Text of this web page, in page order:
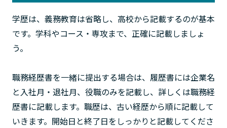
学歴は、義務教育は省略し、高校から記載するのが基本
です。学科やコース・専攻まで、正確に記載しましょ
う。
職務経歴書を一緒に提出する場合は、履歴書には企業名
と入社月・退社月、役職のみを記載し、詳しくは職務経
歴書に記載します。職歴は、古い経歴から順に記載して
いきます。開始日と終了日をしっかりと記載してくださ